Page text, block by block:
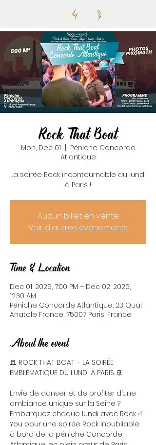
Rock That Boat
Mon, Dec 01
Péniche Concorde
Atlantique
La soirée Rock incontournable du lundi
à Paris !
Aucun billet en vente
Voir d'autres événements
Time & Location
Dec 01, 2025, 7:00 PM – Dec 02, 2025,
12:30 AM
Péniche Concorde Atlantique, 23 Quai
Anatole France, 75007 Paris, France
About the event
🚢 ROCK THAT BOAT – LA SOIRÉE
EMBLÉMATIQUE DU LUNDI À PARIS 🚢
Envie de danser et de profiter d’une
ambiance unique sur la Seine ?
Embarquez chaque lundi avec Rock 4
You pour une soirée Rock inoubliable
à bord de la péniche Concorde